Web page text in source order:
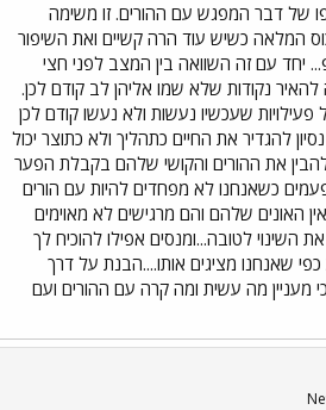
של דבר המפגש עם ההורים. זו משימה
המלאה כשיש עוד הרה קשיים ואת השיפור
יחד עם זה השוואה בין המצב לפני חצי
נקודות שלא שמו אליהן לב קודם לכן.
שעכשיו נעשות ולא נעשו קודם לכן
להגדיר את החיים כתהליך ולא כתוצר יכול
להבין את ההורים והקושי שלהם בקבלת הפער
כשאנחנו לא מפחדים להיות עם הורים
האונים שלהם והם מרגישים לא מאוימים
השינוי לטובה...ומנסים אפילו להוכיח לך
שאנחנו מציגים אותו....הבנת על דרך
מעניין מה עשית ומה קרה עם ההורים ועם